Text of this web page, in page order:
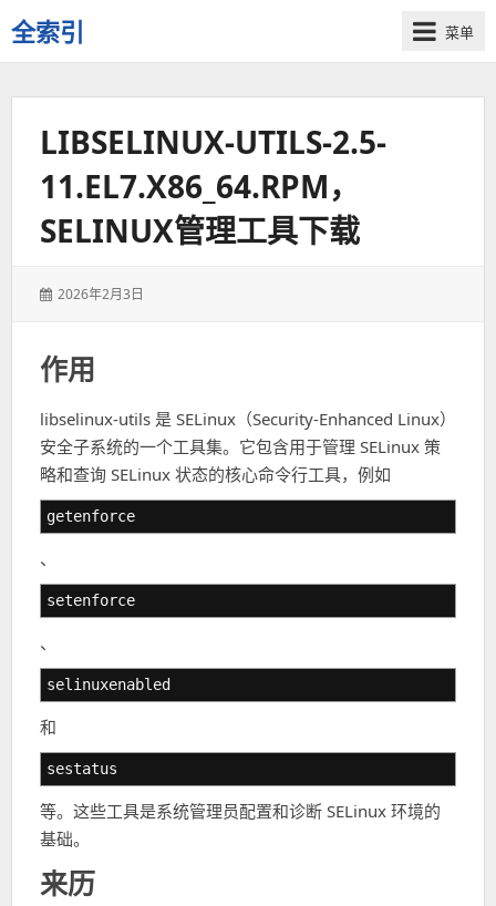
全索引
一
些
菜单
LIBSELINUX-UTILS-2.5-
11.EL7.X86_64.RPM，
SELINUX管理工具下载
发
2026年2月3日
作用
libselinux-utils 是 SELinux（Security-Enhanced Linux）
安全子系统的一个工具集。它包含用于管理 SELinux 策
略和查询 SELinux 状态的核心命令行工具，例如
getenforce
、
setenforce
、
selinuxenabled
和
sestatus
等。这些工具是系统管理员配置和诊断 SELinux 环境的
基础。
来历